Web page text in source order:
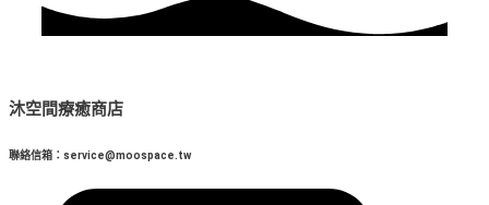
沐空間療癒商店
聯絡信箱：service@moospace.tw